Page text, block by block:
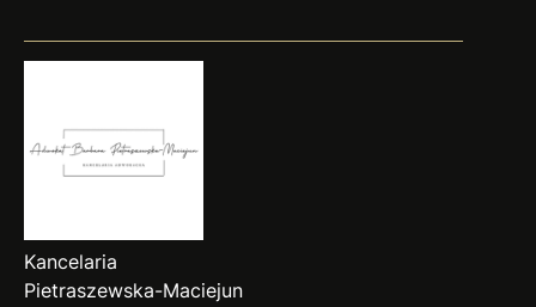
Kancelaria
Pietraszewska-Maciejun